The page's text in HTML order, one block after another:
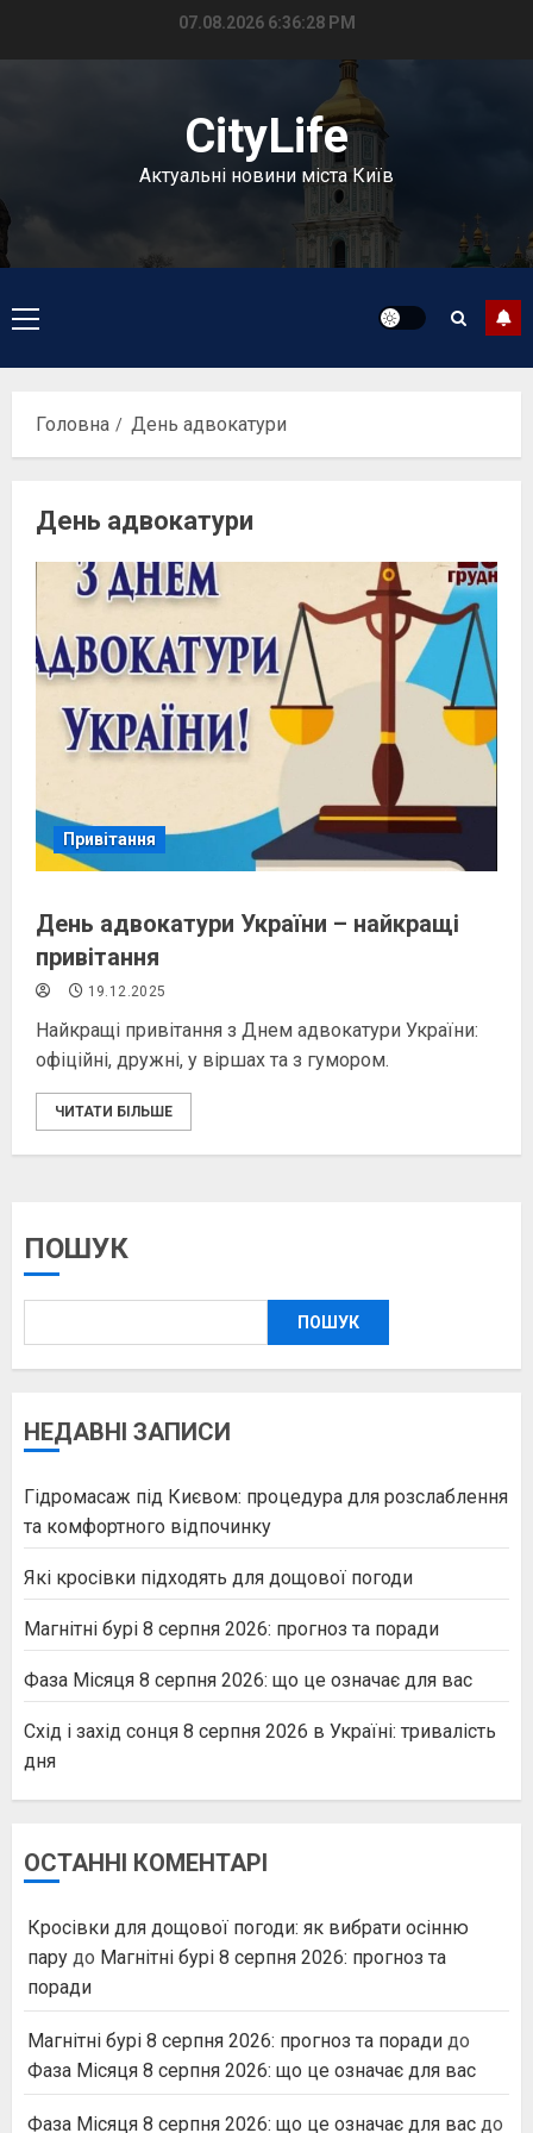
07.08.2026 6:36:28 PM
CityLife
Актуальні новини міста Київ
Головне
меню
Головна День адвокатури
День адвокатури
Привітання
День адвокатури України – найкращі
привітання
19.12.2025
Найкращі привітання з Днем адвокатури України:
офіційні, дружні, у віршах та з гумором.
ЧИТАТИ БІЛЬШЕ
ПОШУК
ПОШУК
НЕДАВНІ ЗАПИСИ
Гідромасаж під Києвом: процедура для розслаблення
та комфортного відпочинку
Які кросівки підходять для дощової погоди
Магнітні бурі 8 серпня 2026: прогноз та поради
Фаза Місяця 8 серпня 2026: що це означає для вас
Схід і захід сонця 8 серпня 2026 в Україні: тривалість
дня
ОСТАННІ КОМЕНТАРІ
Кросівки для дощової погоди: як вибрати осінню
пару до Магнітні бурі 8 серпня 2026: прогноз та
поради
Магнітні бурі 8 серпня 2026: прогноз та поради до
Фаза Місяця 8 серпня 2026: що це означає для вас
Фаза Місяця 8 серпня 2026: що це означає для вас до